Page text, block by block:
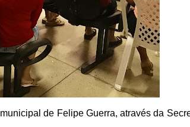
de Felipe Guerra, através da